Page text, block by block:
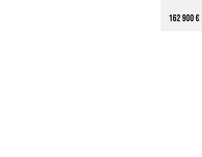
162 900 €